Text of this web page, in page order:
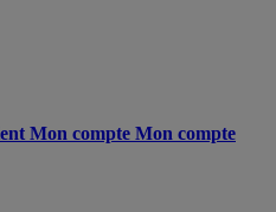
Mon compte Mon compte